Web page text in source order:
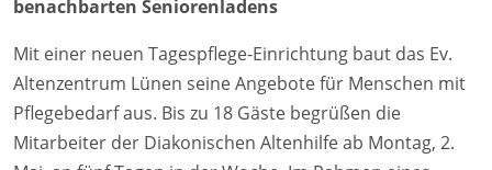
benachbarten Seniorenladens
Mit einer neuen Tagespflege-Einrichtung baut das Ev.
Altenzentrum Lünen seine Angebote für Menschen mit
Pflegebedarf aus. Bis zu 18 Gäste begrüßen die
Mitarbeiter der Diakonischen Altenhilfe ab Montag, 2.